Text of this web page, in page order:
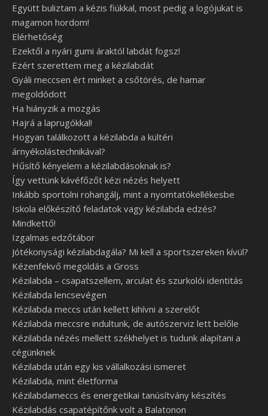
Együtt buliztam a kézis fiúkkal, most pedig a logójukat is
magamon hordom!
Elérhetőség
Ezektől a nyári gumi áraktól labdát fogsz!
Ezért szerettem meg a kézilabdát
Gyáli meccsen ért minket a csőtörés, de hamar
megoldódott
Ha hiányzik a mozgás
Hajrá a laprugókkal!
Hogyan találkozott a kézilabda a kültéri
árnyékolástechnikával?
Hűsítő kényelem a kézilabdásoknak is?
Így vettünk kávéfőzőt kézi nézés helyett
Inkább sportolni rohangálj, mint a nyomtatókellékesbe
Iskola előkészítő feladatok vagy kézilabda edzés?
Mindkettő!
Izgalmas edzőtábor
Jótékonysági kézilabdagála? Mi kell a sportszereken kívül?
Kézenfekvő megoldás a Gross
Kézilabda – csapatszellem, arculat és szurkolói identitás
Kézilabda lencsevégen
Kézilabda meccs után kellett kihívni a szerelőt
Kézilabda meccsre indultunk, de autószerviz lett belőle
Kézilabda nézés mellett székhelyet is tudunk alapítani a
cégünknek
Kézilabda után egy kis vállalkozási ismeret
Kézilabda, mint életforma
Kézilabdameccs és energetikai tanúsítvány készítés
Kézilabdás csapatépítőnk volt a Balatonon